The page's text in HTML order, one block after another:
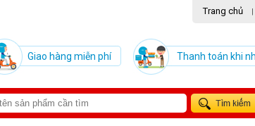
Trang chủ |
Giao hàng miễn phí Thanh toán khi